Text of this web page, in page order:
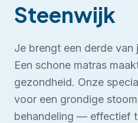
Steenwijk
Je brengt een derde van
Een schone matras
gezondheid. Onze
voor een grondige
behandeling — effectief